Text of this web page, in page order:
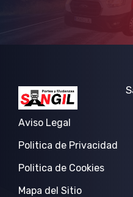
Aviso Legal
Politica de Privacidad
Politica de Cookies
Mapa del Sitio